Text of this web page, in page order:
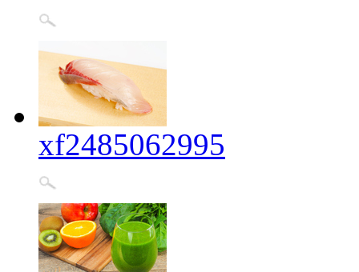
xf2485062995